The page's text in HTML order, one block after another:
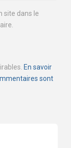
site dans le
En savoir
sont